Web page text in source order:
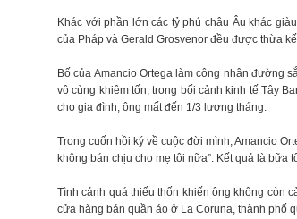
Khác với phần lớn các tỷ phú châu Âu khác
của Pháp và Gerald Grosvenor đều được thừa
Bố của Amancio Ortega làm công nhân đường
vô cùng khiêm tốn, trong bối cảnh kinh tế Tây
cho gia đình, ông mất đến 1/3 lương tháng.
Trong cuốn hồi ký về cuộc đời mình, Amancio
không bán chịu cho mẹ tôi nữa”. Kết quả là bữa
Tình cảnh quá thiếu thốn khiến ông không còn
cửa hàng bán quần áo ở La Coruna, thành phố